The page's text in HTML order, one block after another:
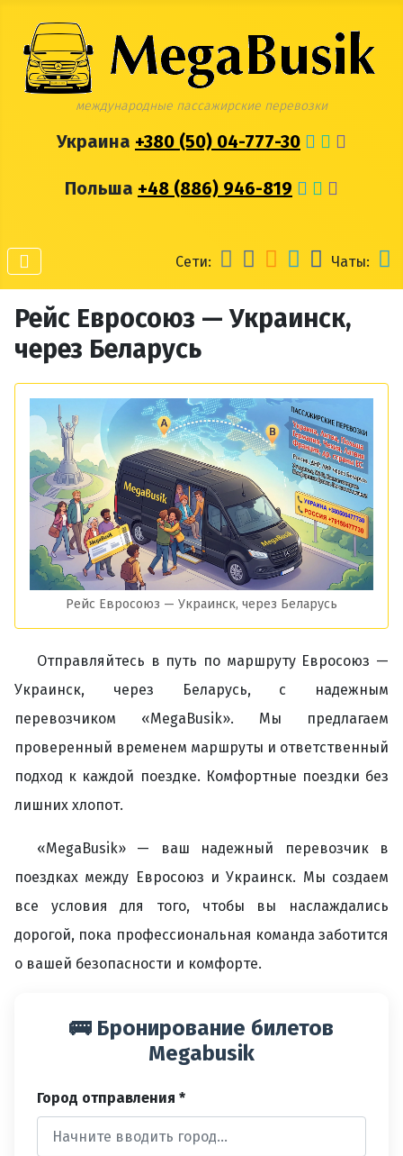
международные пассажирские перевозки
Украина +380 (50) 04-777-30
Польша +48 (886) 946-819
Сети: Чаты:
Рейс Евросоюз — Украинск,
через Беларусь
Рейс Евросоюз — Украинск, через Беларусь
Отправляйтесь в путь по маршруту Евросоюз —
Украинск, через Беларусь, с надежным
перевозчиком «MegaBusik». Мы предлагаем
проверенный временем маршруты и ответственный
подход к каждой поездке. Комфортные поездки без
лишних хлопот.
«MegaBusik» — ваш надежный перевозчик в
поездках между Евросоюз и Украинск. Мы создаем
все условия для того, чтобы вы наслаждались
дорогой, пока профессиональная команда заботится
о вашей безопасности и комфорте.
🚌 Бронирование билетов
Megabusik
Город отправления *